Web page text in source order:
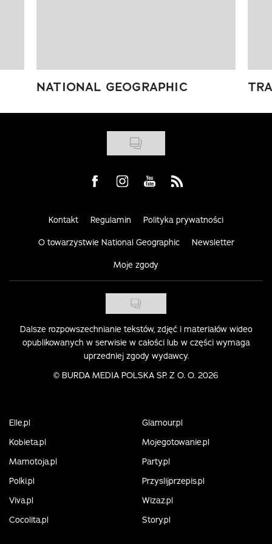
NATIONAL GEOGRAPHIC
Visit us on Facebook
Visit us on Instagram
Visit us on Youtube
Visit us on Rss
Kontakt Regulamin Polityka prywatności
O towarzystwie National Geographic Newsletter
Moje zgody
Dalsze rozpowszechnianie tekstów, zdjęć i materiałów wideo
opublikowanych w serwisie w całości lub w części wymaga
uprzedniej zgody wydawcy.
© BURDA MEDIA POLSKA SP. Z O. O. 2026
Elle.pl
Glamour.pl
Kobieta.pl
Mojegotowanie.pl
Mamotoja.pl
Party.pl
Polki.pl
Przyslijprzepis.pl
Viva.pl
Wizaz.pl
Cocolita.pl
Story.pl